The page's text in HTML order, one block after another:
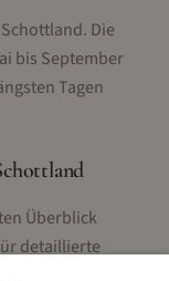
Die
bis September
Tagen
Überblick
detaillierte